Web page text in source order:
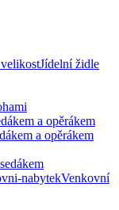
Jídelní židle
a opěrákem
a opěrákem
Venkovní